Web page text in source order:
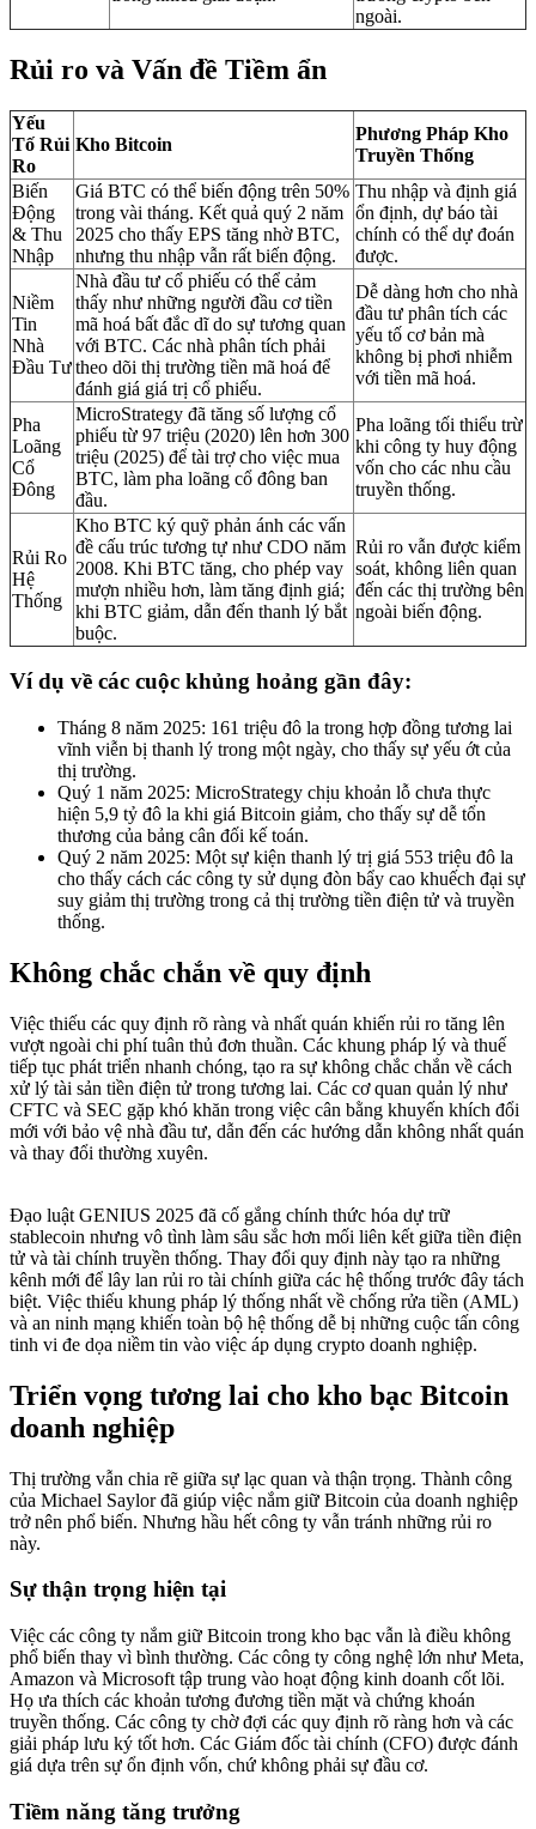
ngoài.
Rủi ro và Vấn đề Tiềm ẩn
Yếu
Tố Rủi
Ro
Kho Bitcoin
Phương Pháp Kho
Truyền Thống
Biến
Động
& Thu
Nhập
Giá BTC có thể biến động trên 50%
trong vài tháng. Kết quả quý 2 năm
2025 cho thấy EPS tăng nhờ BTC,
nhưng thu nhập vẫn rất biến động.
Thu nhập và định giá
ổn định, dự báo tài
chính có thể dự đoán
được.
Niềm
Tin
Nhà
Đầu Tư
Nhà đầu tư cổ phiếu có thể cảm
thấy như những người đầu cơ tiền
mã hoá bất đắc dĩ do sự tương quan
với BTC. Các nhà phân tích phải
theo dõi thị trường tiền mã hoá để
đánh giá giá trị cổ phiếu.
Dễ dàng hơn cho nhà
đầu tư phân tích các
yếu tố cơ bản mà
không bị phơi nhiễm
với tiền mã hoá.
Pha
Loãng
Cổ
Đông
MicroStrategy đã tăng số lượng cổ
phiếu từ 97 triệu (2020) lên hơn 300
triệu (2025) để tài trợ cho việc mua
BTC, làm pha loãng cổ đông ban
đầu.
Pha loãng tối thiểu trừ
khi công ty huy động
vốn cho các nhu cầu
truyền thống.
Rủi Ro
Hệ
Thống
Kho BTC ký quỹ phản ánh các vấn
đề cấu trúc tương tự như CDO năm
2008. Khi BTC tăng, cho phép vay
mượn nhiều hơn, làm tăng định giá;
khi BTC giảm, dẫn đến thanh lý bắt
buộc.
Rủi ro vẫn được kiểm
soát, không liên quan
đến các thị trường bên
ngoài biến động.
Ví dụ về các cuộc khủng hoảng gần đây:
Tháng 8 năm 2025: 161 triệu đô la trong hợp đồng tương lai
vĩnh viễn bị thanh lý trong một ngày, cho thấy sự yếu ớt của
thị trường.
Quý 1 năm 2025: MicroStrategy chịu khoản lỗ chưa thực
hiện 5,9 tỷ đô la khi giá Bitcoin giảm, cho thấy sự dễ tổn
thương của bảng cân đối kế toán.
Quý 2 năm 2025: Một sự kiện thanh lý trị giá 553 triệu đô la
cho thấy cách các công ty sử dụng đòn bẩy cao khuếch đại sự
suy giảm thị trường trong cả thị trường tiền điện tử và truyền
thống.
Không chắc chắn về quy định
Việc thiếu các quy định rõ ràng và nhất quán khiến rủi ro tăng lên
vượt ngoài chi phí tuân thủ đơn thuần. Các khung pháp lý và thuế
tiếp tục phát triển nhanh chóng, tạo ra sự không chắc chắn về cách
xử lý tài sản tiền điện tử trong tương lai. Các cơ quan quản lý như
CFTC và SEC gặp khó khăn trong việc cân bằng khuyến khích đổi
mới với bảo vệ nhà đầu tư, dẫn đến các hướng dẫn không nhất quán
và thay đổi thường xuyên.
Đạo luật GENIUS 2025 đã cố gắng chính thức hóa dự trữ
stablecoin nhưng vô tình làm sâu sắc hơn mối liên kết giữa tiền điện
tử và tài chính truyền thống. Thay đổi quy định này tạo ra những
kênh mới để lây lan rủi ro tài chính giữa các hệ thống trước đây tách
biệt. Việc thiếu khung pháp lý thống nhất về chống rửa tiền (AML)
và an ninh mạng khiến toàn bộ hệ thống dễ bị những cuộc tấn công
tinh vi đe dọa niềm tin vào việc áp dụng crypto doanh nghiệp.
Triển vọng tương lai cho kho bạc Bitcoin
doanh nghiệp
Thị trường vẫn chia rẽ giữa sự lạc quan và thận trọng. Thành công
của Michael Saylor đã giúp việc nắm giữ Bitcoin của doanh nghiệp
trở nên phổ biến. Nhưng hầu hết công ty vẫn tránh những rủi ro
này.
Sự thận trọng hiện tại
Việc các công ty nắm giữ Bitcoin trong kho bạc vẫn là điều không
phổ biến thay vì bình thường. Các công ty công nghệ lớn như Meta,
Amazon và Microsoft tập trung vào hoạt động kinh doanh cốt lõi.
Họ ưa thích các khoản tương đương tiền mặt và chứng khoán
truyền thống. Các công ty chờ đợi các quy định rõ ràng hơn và các
giải pháp lưu ký tốt hơn. Các Giám đốc tài chính (CFO) được đánh
giá dựa trên sự ổn định vốn, chứ không phải sự đầu cơ.
Tiềm năng tăng trưởng